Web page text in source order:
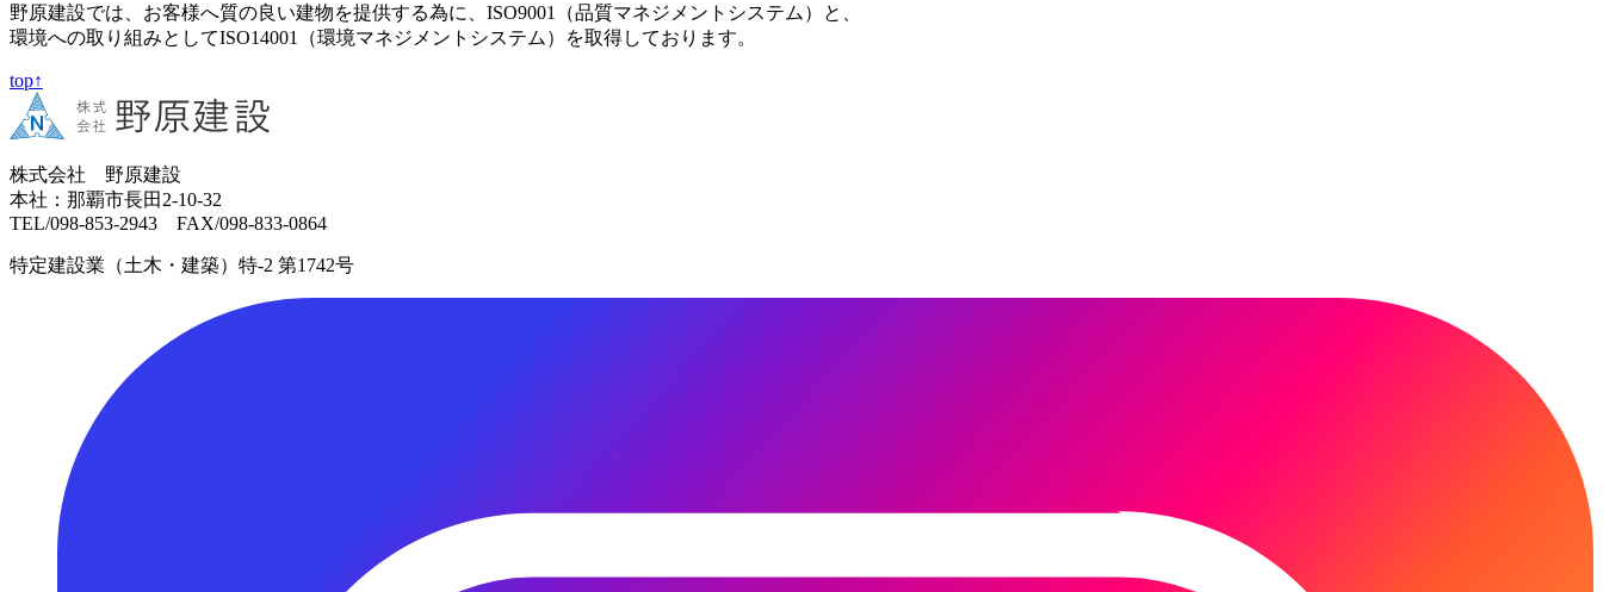
野原建設では、お客様へ質の良い建物を提供する為に、ISO9001（品質マネジメントシステム）と、
環境への取り組みとしてISO14001（環境マネジメントシステム）を取得しております。
top↑
株式会社 野原建設
本社：那覇市長田2-10-32
TEL/098-853-2943 FAX/098-833-0864
特定建設業（土木・建築）特-2 第1742号